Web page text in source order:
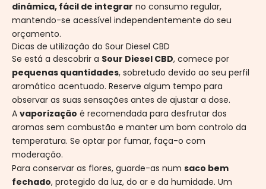
dinâmica, fácil de integrar no consumo regular,
mantendo-se acessível independentemente do seu
orçamento.
Dicas de utilização do Sour Diesel CBD
Se está a descobrir a Sour Diesel CBD, comece por
pequenas quantidades, sobretudo devido ao seu perfil
aromático acentuado. Reserve algum tempo para
observar as suas sensações antes de ajustar a dose.
A vaporização é recomendada para desfrutar dos
aromas sem combustão e manter um bom controlo da
temperatura. Se optar por fumar, faça-o com
moderação.
Para conservar as flores, guarde-as num saco bem
fechado, protegido da luz, do ar e da humidade. Um